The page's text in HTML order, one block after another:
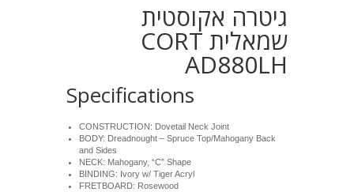
גיטרה אקוסטית
שמאלית CORT
AD880LH
Specifications
CONSTRUCTION: Dovetail Neck Joint
BODY: Dreadnought – Spruce Top/Mahogany Back
and Sides
NECK: Mahogany, “C” Shape
BINDING: Ivory w/ Tiger Acryl
FRETBOARD: Rosewood